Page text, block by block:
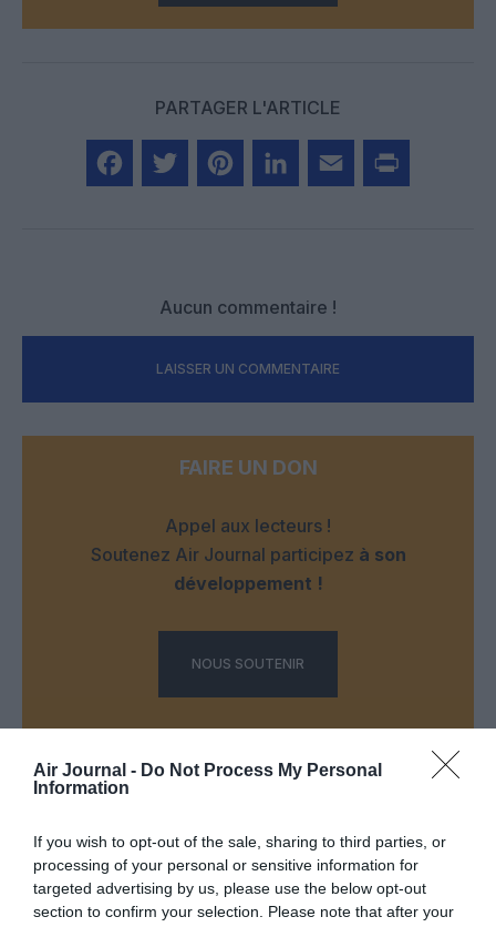
Air Journal - Do Not Process My Personal
Information
If you wish to opt-out of the sale, sharing to third parties, or
processing of your personal or sensitive information for
targeted advertising by us, please use the below opt-out
section to confirm your selection. Please note that after your
PARTAGER L'ARTICLE
Aucun commentaire !
LAISSER UN COMMENTAIRE
FAIRE UN DON
Appel aux lecteurs !
Soutenez Air Journal participez à son
développement !
NOUS SOUTENIR
DERNIERS COMMENTAIRES